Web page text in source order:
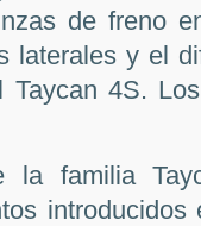
de freno
laterales y el
4S.
la familia